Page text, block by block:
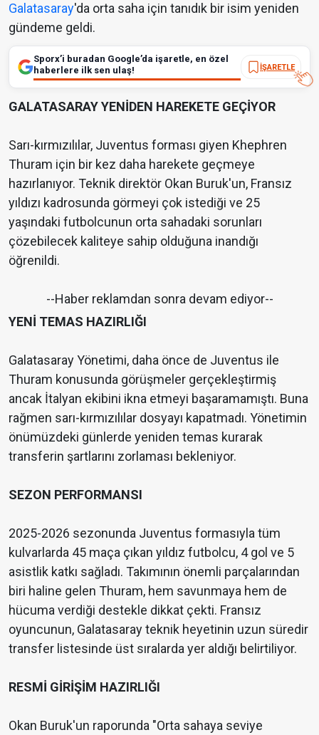
Galatasaray'da orta saha için tanıdık bir isim yeniden
gündeme geldi.
Sporx’i buradan Google’da işaretle, en özel
haberlere ilk sen ulaş!
İŞARETLE
GALATASARAY YENİDEN HAREKETE GEÇİYOR
Sarı-kırmızılılar, Juventus forması giyen Khephren
Thuram için bir kez daha harekete geçmeye
hazırlanıyor. Teknik direktör Okan Buruk'un, Fransız
yıldızı kadrosunda görmeyi çok istediği ve 25
yaşındaki futbolcunun orta sahadaki sorunları
çözebilecek kaliteye sahip olduğuna inandığı
öğrenildi.
--Haber reklamdan sonra devam ediyor--
YENİ TEMAS HAZIRLIĞI
Galatasaray Yönetimi, daha önce de Juventus ile
Thuram konusunda görüşmeler gerçekleştirmiş
ancak İtalyan ekibini ikna etmeyi başaramamıştı. Buna
rağmen sarı-kırmızılılar dosyayı kapatmadı. Yönetimin
önümüzdeki günlerde yeniden temas kurarak
transferin şartlarını zorlaması bekleniyor.
SEZON PERFORMANSI
2025-2026 sezonunda Juventus formasıyla tüm
kulvarlarda 45 maça çıkan yıldız futbolcu, 4 gol ve 5
asistlik katkı sağladı. Takımının önemli parçalarından
biri haline gelen Thuram, hem savunmaya hem de
hücuma verdiği destekle dikkat çekti. Fransız
oyuncunun, Galatasaray teknik heyetinin uzun süredir
transfer listesinde üst sıralarda yer aldığı belirtiliyor.
RESMİ GİRİŞİM HAZIRLIĞI
Okan Buruk'un raporunda "Orta sahaya seviye